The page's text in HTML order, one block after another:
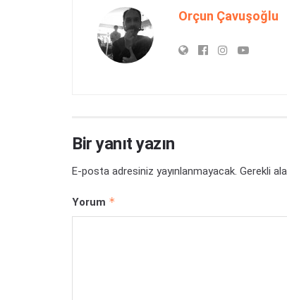
Orçun Çavuşoğlu
Bir yanıt yazın
E-posta adresiniz yayınlanmayacak. Gerekli
Yorum *